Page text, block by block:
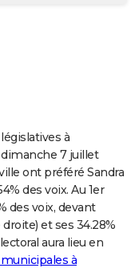
à
7 juillet
ont préféré Sandra
des voix. Au 1er
des voix, devant
et ses 34.28%
aura lieu en
à